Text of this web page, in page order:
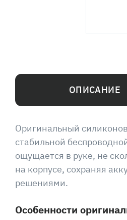
ОПИСАНИЕ
Оригинальный
стабильной
ощущается в руке, не
на корпусе, сохраняя
решениями.
Особенности